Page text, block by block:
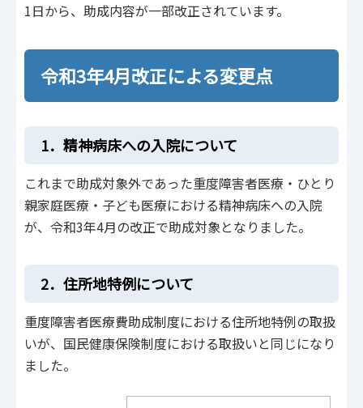
1日から、助成内容が一部改正されています。
令和3年4月改正による変更点
1．精神病床への入院について
これまで助成対象外であった重度障害者医療・ひとり
親家庭医療・子ども医療における精神病床への入院
が、令和3年4月の改正で助成対象となりました。
2．住所地特例について
重度障害者医療費助成制度における住所地特例の取扱
いが、国民健康保険制度における取扱いと同じになり
ました。